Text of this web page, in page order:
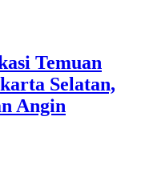
Temuan
Selatan,
Angin